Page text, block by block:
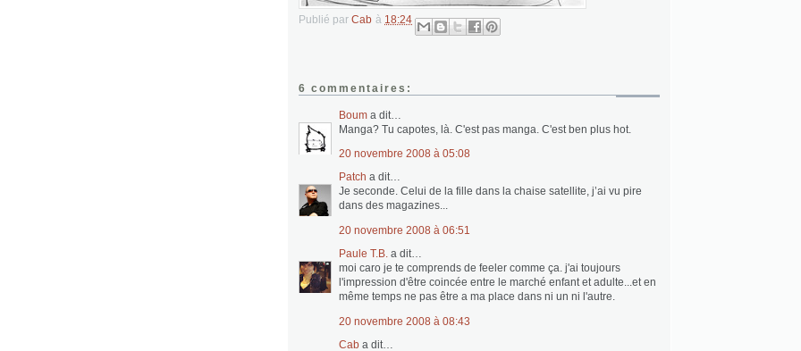
Publié par Cab à 18:24
6 commentaires:
Boum a dit…
Manga? Tu capotes, là. C'est pas manga. C'est ben plus hot.
20 novembre 2008 à 05:08
Patch a dit…
Je seconde. Celui de la fille dans la chaise satellite, j’ai vu pire
dans des magazines...
20 novembre 2008 à 06:51
Paule T.B. a dit…
moi caro je te comprends de feeler comme ça. j'ai toujours
l'impression d'être coincée entre le marché enfant et adulte...et en
même temps ne pas être a ma place dans ni un ni l'autre.
20 novembre 2008 à 08:43
Cab a dit…